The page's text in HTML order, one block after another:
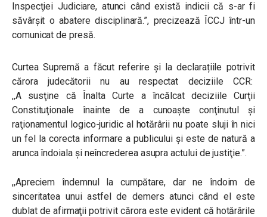
Inspecţiei Judiciare, atunci când există indicii că s-ar fi
săvârşit o abatere disciplinară.”, precizează ÎCCJ într-un
comunicat de presă.
Curtea Supremă a făcut referire și la declarațiile potrivit
cărora judecătorii nu au respectat deciziile CCR:
,,A susţine că Înalta Curte a încălcat deciziile Curţii
Constituţionale înainte de a cunoaşte conţinutul şi
raţionamentul logico-juridic al hotărârii nu poate sluji în nici
un fel la corecta informare a publicului şi este de natură a
arunca îndoiala şi neîncrederea asupra actului de justiţie.”.
,,Apreciem îndemnul la cumpătare, dar ne îndoim de
sinceritatea unui astfel de demers atunci când el este
dublat de afirmaţii potrivit cărora este evident că hotărârile